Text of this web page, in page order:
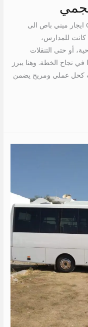
ايجار ميني باص الى العجمي 01067451866 ايجار ميني باص الى
للمدارس،
أو حتى التنقلات
في نجاح الخطة. وهنا يبرز
باص إلى العجمي بسعة 30 راكب كحل عملي ومريح يضمن